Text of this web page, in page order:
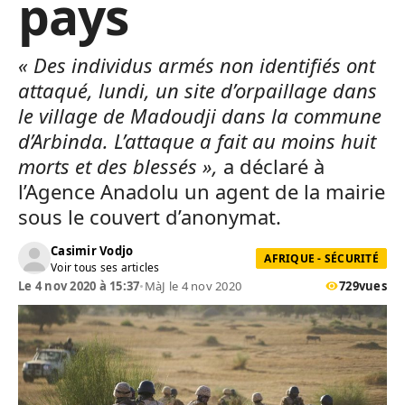
pays
« Des individus armés non identifiés ont
attaqué, lundi, un site d’orpaillage dans
le village de Madoudji dans la commune
d’Arbinda. L’attaque a fait au moins huit
morts et des blessés », a déclaré à
l’Agence Anadolu un agent de la mairie
sous le couvert d’anonymat.
Casimir Vodjo
Voir tous ses articles
AFRIQUE - SÉCURITÉ
Le 4 nov 2020 à 15:37•MàJ le 4 nov 2020 729vues